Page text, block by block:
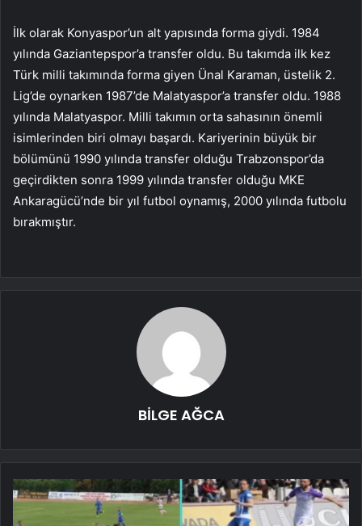
İlk olarak Konyaspor’un alt yapısında forma giydi. 1984
yılında Gaziantepspor’a transfer oldu. Bu takımda ilk kez
Türk milli takımında forma giyen Ünal Karaman, üstelik 2.
Lig’de oynarken 1987’de Malatyaspor’a transfer oldu. 1988
yılında Malatyaspor. Milli takımın orta sahasının önemli
isimlerinden biri olmayı başardı. Kariyerinin büyük bir
bölümünü 1990 yılında transfer olduğu Trabzonspor’da
geçirdikten sonra 1999 yılında transfer olduğu MKE
Ankaragücü’nde bir yıl futbol oynamış, 2000 yılında futbolu
bırakmıştır.
BİLGE AĞCA